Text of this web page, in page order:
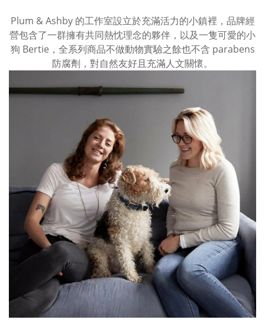
Plum & Ashby 的工作室設立於充滿活力的小鎮裡，品牌經
營包含了一群擁有共同熱忱理念的夥伴，以及一隻可愛的小
狗 Bertie，全系列商品不做動物實驗之餘也不含 parabens
防腐劑，對自然友好且充滿人文關懷。